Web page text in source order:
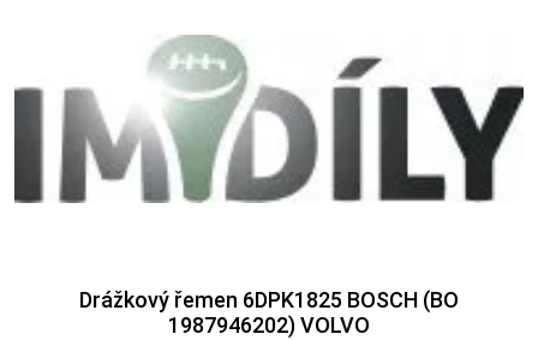
Drážkový řemen 6DPK1825 BOSCH (BO
1987946202) VOLVO